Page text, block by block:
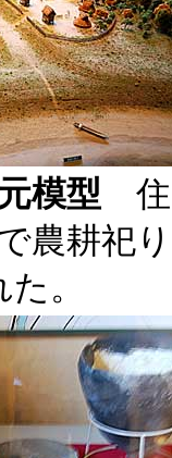
模型
農耕祀
。